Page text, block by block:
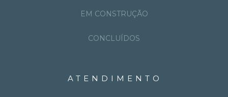
EM CONSTRUÇÃO
CONCLUÍDOS
ATENDIMENTO